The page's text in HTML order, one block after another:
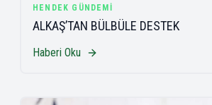
HENDEK GÜNDEMI
ALKAŞ’TAN BÜLBÜLE DESTEK
Haberi Oku